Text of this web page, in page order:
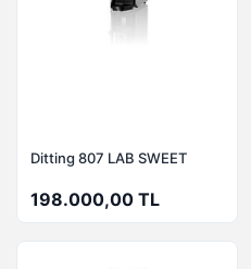
Ditting 807 LAB SWEET
198.000,00 TL